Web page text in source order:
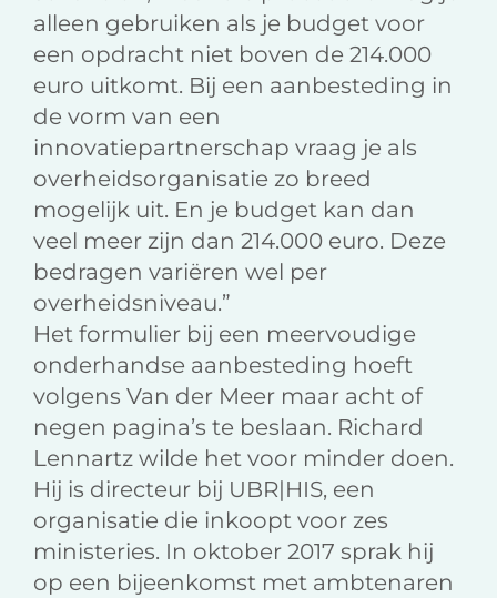
alleen gebruiken als je budget voor
een opdracht niet boven de 214.000
euro uitkomt. Bij een aanbesteding in
de vorm van een
innovatiepartnerschap vraag je als
overheidsorganisatie zo breed
mogelijk uit. En je budget kan dan
veel meer zijn dan 214.000 euro. Deze
bedragen variëren wel per
overheidsniveau.”
Het formulier bij een meervoudige
onderhandse aanbesteding hoeft
volgens Van der Meer maar acht of
negen pagina’s te beslaan. Richard
Lennartz wilde het voor minder doen.
Hij is directeur bij UBR|HIS, een
organisatie die inkoopt voor zes
ministeries. In oktober 2017 sprak hij
op een bijeenkomst met ambtenaren